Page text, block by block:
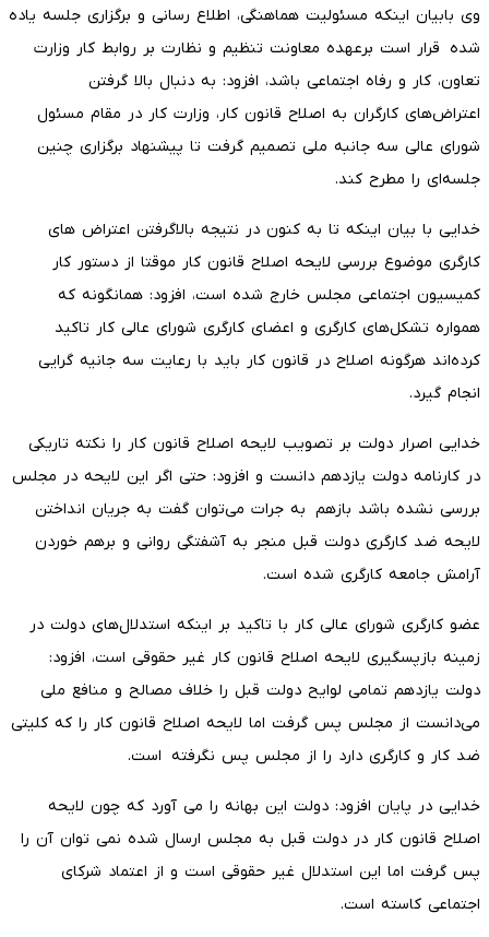
وی بابیان اینکه مسئولیت هماهنگی، اطلاع رسانی و برگزاری جلسه یاده
شده قرار است برعهده معاونت تنظیم و نظارت بر روابط کار وزارت
تعاون، کار و رفاه اجتماعی باشد، افزود: به دنبال بالا گرفتن
اعتراض‌های کارگران به اصلاح قانون کار، وزارت کار در مقام مسئول
شورای عالی سه جانبه ملی تصمیم گرفت تا پیشنهاد برگزاری چنین
جلسه‌ای را مطرح کند.
خدایی با بیان اینکه تا به کنون در نتیجه بالاگرفتن اعتراض های
کارگری موضوع بررسی لایحه اصلاح قانون کار موقتا از دستور کار
کمیسیون اجتماعی مجلس خارج شده است، افزود: همانگونه که
همواره تشکل‌های کارگری و اعضای کارگری شورای عالی کار تاکید
کرده‌اند هرگونه اصلاح در قانون کار باید با رعایت سه جانیه گرایی
انجام گیرد.
خدایی اصرار دولت بر تصویب لایحه اصلاح قانون کار را نکته تاریکی
در کارنامه دولت یازدهم دانست و افزود: حتی اگر این لایحه در مجلس
بررسی نشده باشد بازهم به جرات می‌توان گفت به جریان انداختن
لایحه ضد کارگری دولت قبل منجر به آشفتگی روانی و برهم خوردن
آرامش جامعه کارگری شده است.
عضو کارگری شورای عالی کار با تاکید بر اینکه استدلال‌های دولت در
زمینه بازپسگیری لایحه اصلاح قانون کار غیر حقوقی است، افزود:
دولت یازدهم تمامی لوایح دولت قبل را خلاف مصالح و منافع ملی
می‌دانست از مجلس پس گرفت اما لایحه اصلاح قانون کار را که کلیتی
ضد کار و کارگری دارد را از مجلس پس نگرفته است.
خدایی در پایان افزود: دولت این بهانه را می آورد که چون لایحه
اصلاح قانون کار در دولت قبل به مجلس ارسال شده نمی توان آن را
پس گرفت اما این استدلال غیر حقوقی است و از اعتماد شرکای
اجتماعی کاسته است.